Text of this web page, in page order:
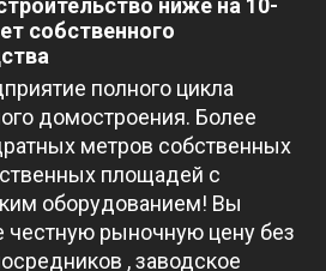
собственного
полного цикла
домостроения. Более
метров собственных
площадей с
оборудованием! Вы
честную рыночную цену без
, заводское